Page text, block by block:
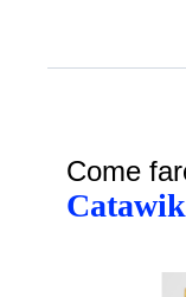
Come